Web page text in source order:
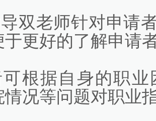
双老师针对申请
于更好的了解申请
根据自身的职
情况等问题对职业